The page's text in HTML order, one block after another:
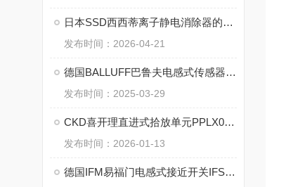
日本SSD西西蒂离子静电消除器的技术特点
发布时间：2026-04-21
德国BALLUFF巴鲁夫电感式传感器BES060N的特点
发布时间：2025-03-29
CKD喜开理直进式拾放单元PPLX080的操作方法
发布时间：2026-01-13
德国IFM易福门电感式接近开关IFS318的特点